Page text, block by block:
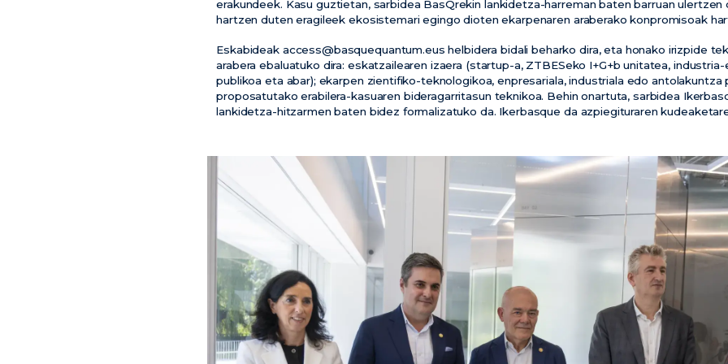
erakundeek. Kasu guztietan, sarbidea BasQrekin lankidetza-harreman baten barruan ulertzen
hartzen duten eragileek ekosistemari egingo dioten ekarpenaren araberako konpromisoak
Eskabideak access@basquequantum.eus helbidera bidali beharko dira, eta honako irizpide
arabera ebaluatuko dira: eskatzailearen izaera (startup-a, ZTBESeko I+G+b unitatea,
publikoa eta abar); ekarpen zientifiko-teknologikoa, enpresariala, industriala edo antolakuntza
proposatutako erabilera-kasuaren bideragarritasun teknikoa. Behin onartuta, sarbidea
lankidetza-hitzarmen baten bidez formalizatuko da. Ikerbasque da azpiegituraren